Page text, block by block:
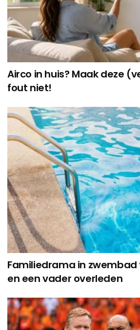
Airco in huis? Maak deze
fout niet!
Familiedrama in
en een vader overleden